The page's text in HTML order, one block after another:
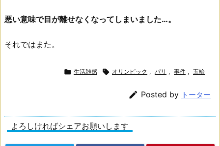
悪い意味で目が離せなくなってしまいました…。
それではまた。
 生活雑感  オリンピック , パリ , 事件 , 五輪
 Posted by トーター
よろしければシェアお願いします